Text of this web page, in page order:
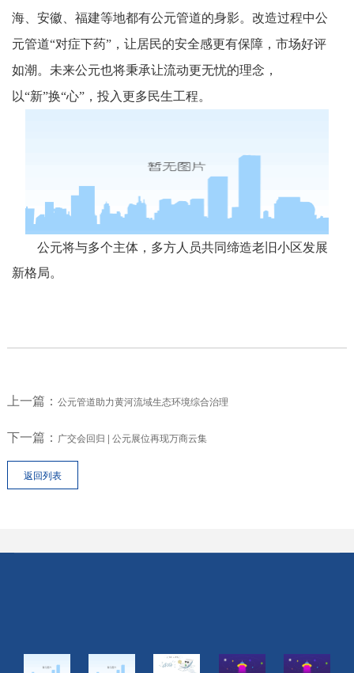
海、安徽、福建等地都有公元管道的身影。 改造过程中公
元管道“对症下药”，让居民的安全感更有保障，市场好评
如潮。未来公元也将秉承让流动更无忧的理念，
以“新”换“心”，投入更多民生工程。
公元将与多个主体，多方人员共同缔造老旧小区发展
新格局。
上一篇： 公元管道助力黄河流域生态环境综合治理
下一篇： 广交会回归 | 公元展位再现万商云集